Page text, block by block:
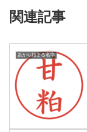
関連記事
あから始まる名字